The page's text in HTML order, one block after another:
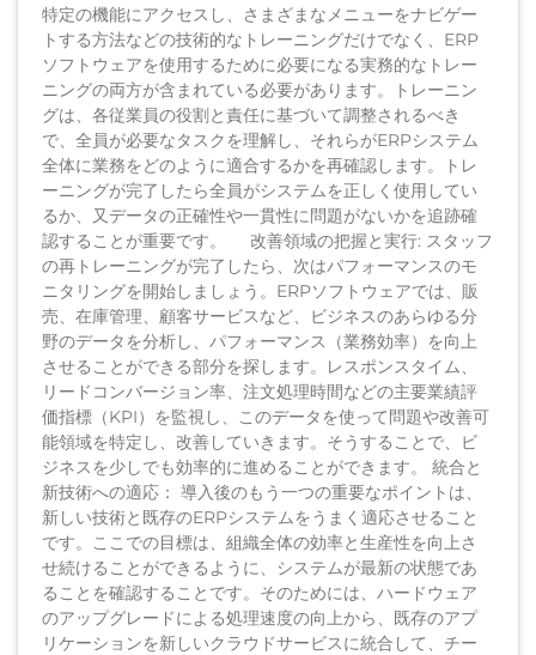
特定の機能にアクセスし、さまざまなメニューをナビゲー
トする方法などの技術的なトレーニングだけでなく、ERP
ソフトウェアを使用するために必要になる実務的なトレー
ニングの両方が含まれている必要があります。トレーニン
グは、各従業員の役割と責任に基づいて調整されるべき
で、全員が必要なタスクを理解し、それらがERPシステム
全体に業務をどのように適合するかを再確認します。トレ
ーニングが完了したら全員がシステムを正しく使用してい
るか、又データの正確性や一貫性に問題がないかを追跡確
認することが重要です。 改善領域の把握と実行: スタッフ
の再トレーニングが完了したら、次はパフォーマンスのモ
ニタリングを開始しましょう。ERPソフトウェアでは、販
売、在庫管理、顧客サービスなど、ビジネスのあらゆる分
野のデータを分析し、パフォーマンス（業務効率）を向上
させることができる部分を探します。レスポンスタイム、
リードコンバージョン率、注文処理時間などの主要業績評
価指標（KPI）を監視し、このデータを使って問題や改善可
能領域を特定し、改善していきます。そうすることで、ビ
ジネスを少しでも効率的に進めることができます。 統合と
新技術への適応： 導入後のもう一つの重要なポイントは、
新しい技術と既存のERPシステムをうまく適応させること
です。ここでの目標は、組織全体の効率と生産性を向上さ
せ続けることができるように、システムが最新の状態であ
ることを確認することです。そのためには、ハードウェア
のアップグレードによる処理速度の向上から、既存のアプ
リケーションを新しいクラウドサービスに統合して、チー